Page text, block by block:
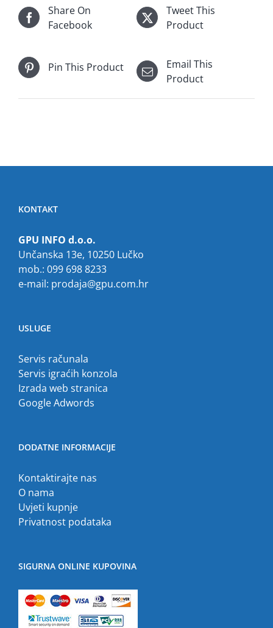
Share On
Facebook
Tweet This
Product
Pin This Product
Email This
Product
KONTAKT
GPU INFO d.o.o.
Unčanska 13e, 10250 Lučko
mob.: 099 698 8233
e-mail: prodaja@gpu.com.hr
USLUGE
Servis računala
Servis igraćih konzola
Izrada web stranica
Google Adwords
DODATNE INFORMACIJE
Kontaktirajte nas
O nama
Uvjeti kupnje
Privatnost podataka
SIGURNA ONLINE KUPOVINA